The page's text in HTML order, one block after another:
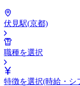
伏見駅(京都)
職種を選択
特徴を選択(時給・シ